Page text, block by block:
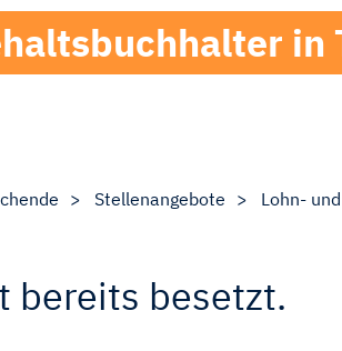
Stellenangebote Lohn-
bereits besetzt.